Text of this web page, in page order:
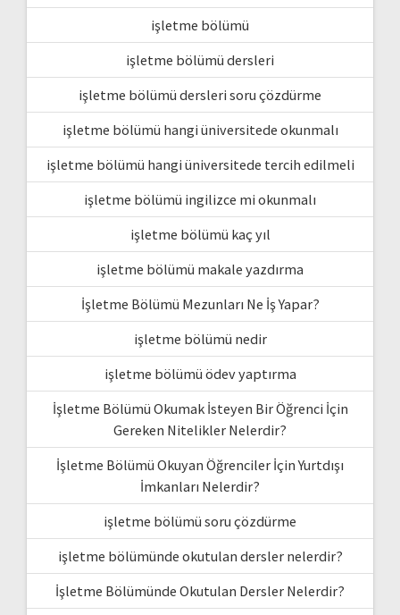
işletme bölümü
işletme bölümü dersleri
işletme bölümü dersleri soru çözdürme
işletme bölümü hangi üniversitede okunmalı
işletme bölümü hangi üniversitede tercih edilmeli
işletme bölümü ingilizce mi okunmalı
işletme bölümü kaç yıl
işletme bölümü makale yazdırma
İşletme Bölümü Mezunları Ne İş Yapar?
işletme bölümü nedir
işletme bölümü ödev yaptırma
İşletme Bölümü Okumak İsteyen Bir Öğrenci İçin
Gereken Nitelikler Nelerdir?
İşletme Bölümü Okuyan Öğrenciler İçin Yurtdışı
İmkanları Nelerdir?
işletme bölümü soru çözdürme
işletme bölümünde okutulan dersler nelerdir?
İşletme Bölümünde Okutulan Dersler Nelerdir?